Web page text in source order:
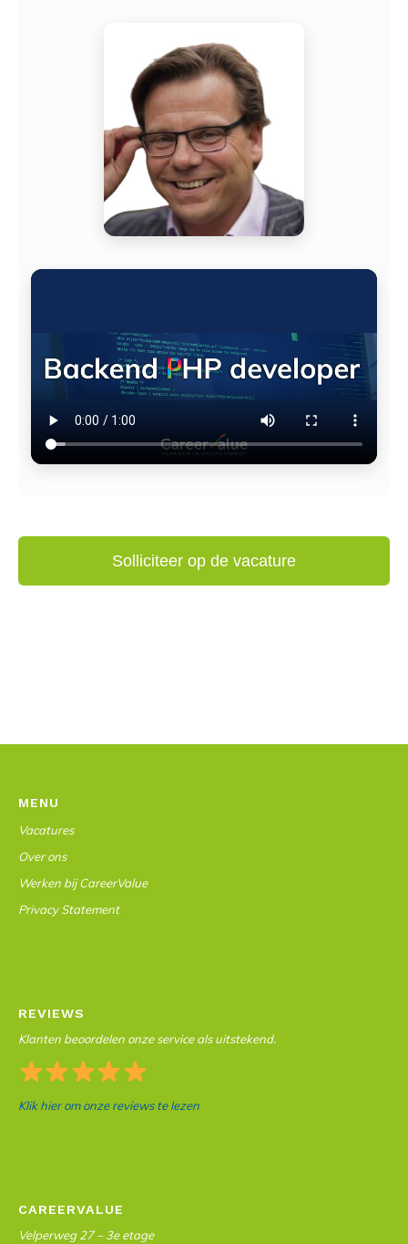
MENU
Vacatures
Over ons
Werken bij CareerValue
Privacy Statement
REVIEWS
Klanten beoordelen onze service als uitstekend.
Klik hier om onze reviews te lezen
CAREERVALUE
Velperweg 27 – 3e etage